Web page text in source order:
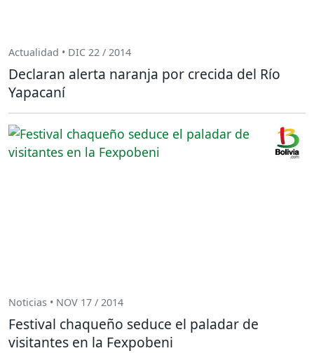
Actualidad • DIC 22 / 2014
Declaran alerta naranja por crecida del Río
Yapacaní
Noticias • NOV 17 / 2014
Festival chaqueño seduce el paladar de
visitantes en la Fexpobeni